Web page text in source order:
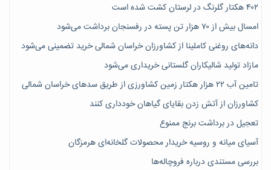
۴۰۲ هکتار گلرنگ در لرستان کشت شده است
امسال بیش از ۷۰ هزار تن پسته در رفسنجان برداشت می‌شود
دانه‌های روغنی کاملینا از کشاورزان خراسان شمالی خرید تضمینی می‌شود
مازاد تولید شالیکاران گلستانی خریداری می‌شود
تامین آب ۲۲ هزار هکتار زمین کشاورزی از طریق سدهای خراسان شمالی
کشاورزان از آتش زدن بقایای گیاهان خودداری کنند
تعجیل در برداشت برنج ممنوع
آسیای میانه و روسیه خریدار محصولات گلخانه‌ای هرمزگان
بررسی مستندی درباره فروچاله‌ها